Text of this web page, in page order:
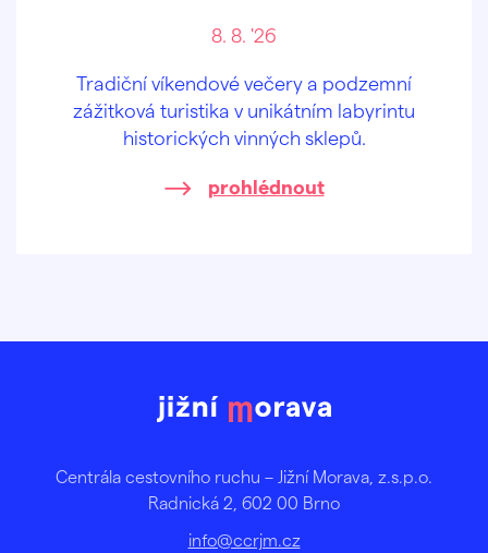
8. 8. '26
Tradiční víkendové večery a podzemní
zážitková turistika v unikátním labyrintu
historických vinných sklepů.
prohlédnout
Centrála cestovního ruchu – Jižní Morava, z.s.p.o.
Radnická 2, 602 00 Brno
info@ccrjm.cz